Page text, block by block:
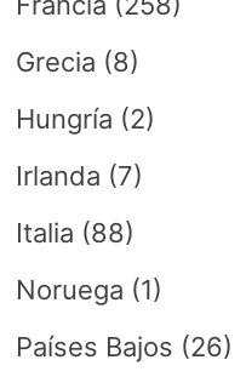
Grecia (8)
Hungría (2)
Irlanda (7)
Italia (88)
Noruega (1)
Países Bajos (26)